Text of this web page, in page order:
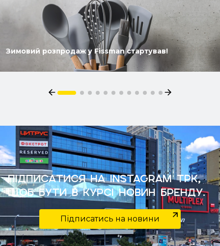
Зимовий розпродаж у Fissman стартував!
Підписатися на Instagram ТРК,
щоб бути в курсі новин бренду.
Підписатись на новини